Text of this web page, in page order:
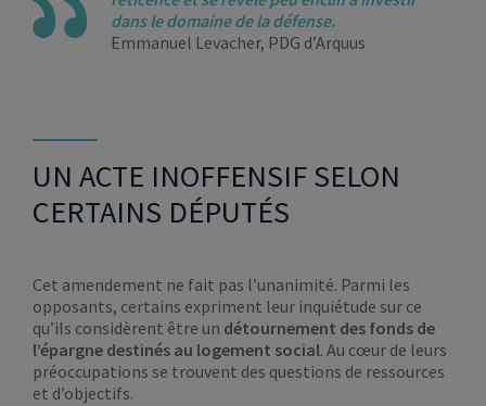
dans le domaine de la défense.
Emmanuel Levacher, PDG d’Arquus
UN ACTE INOFFENSIF SELON
CERTAINS DÉPUTÉS
Cet amendement ne fait pas l’unanimité. Parmi les
opposants, certains expriment leur inquiétude sur ce
qu’ils considèrent être un détournement des fonds de
l’épargne destinés au logement social. Au cœur de leurs
préoccupations se trouvent des questions de ressources
et d’objectifs.